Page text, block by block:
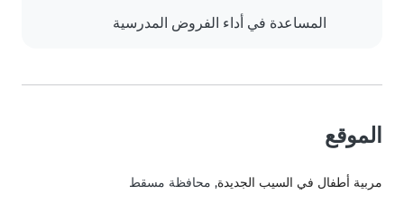
المساعدة في أداء الفروض المدرسية
الموقع
مربية أطفال في السيب الجديدة, محافظة مسقط